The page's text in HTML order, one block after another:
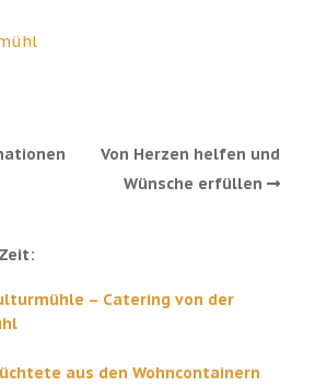
Von Herzen helfen und
Wünsche erfüllen
– Catering von der
aus den Wohncontainern